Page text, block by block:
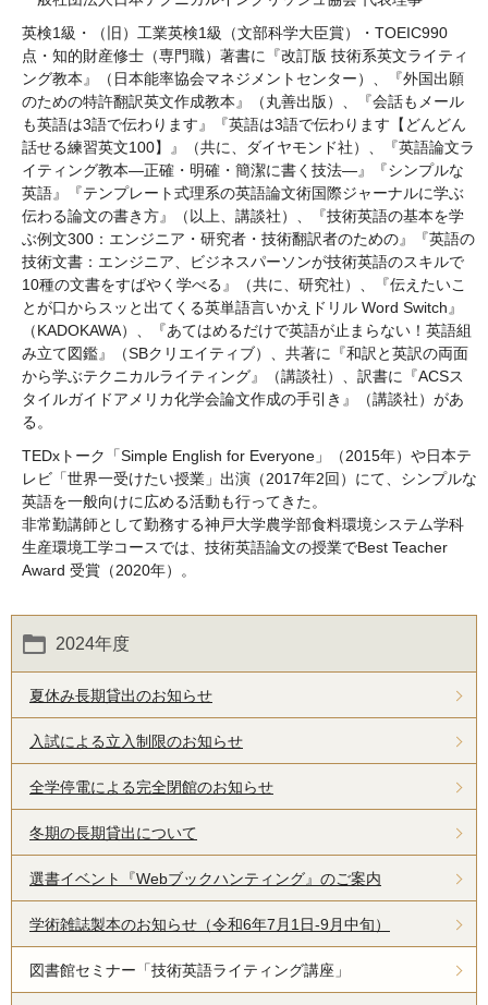
英検1級・（旧）工業英検1級（文部科学大臣賞）・TOEIC990
点・知的財産修士（専門職）著書に『改訂版 技術系英文ライティ
ング教本』（日本能率協会マネジメントセンター）、『外国出願
のための特許翻訳英文作成教本』（丸善出版）、『会話もメール
も英語は3語で伝わります』『英語は3語で伝わります【どんどん
話せる練習英文100】』（共に、ダイヤモンド社）、『英語論文ラ
イティング教本―正確・明確・簡潔に書く技法―』『シンプルな
英語』『テンプレート式理系の英語論文術国際ジャーナルに学ぶ
伝わる論文の書き方』（以上、講談社）、『技術英語の基本を学
ぶ例文300：エンジニア・研究者・技術翻訳者のための』『英語の
技術文書：エンジニア、ビジネスパーソンが技術英語のスキルで
10種の文書をすばやく学べる』（共に、研究社）、『伝えたいこ
とが口からスッと出てくる英単語言いかえドリル Word Switch』
（KADOKAWA）、『あてはめるだけで英語が止まらない！英語組
み立て図鑑』（SBクリエイティブ）、共著に『和訳と英訳の両面
から学ぶテクニカルライティング』（講談社）、訳書に『ACSス
タイルガイドアメリカ化学会論文作成の手引き』（講談社）があ
る。
TEDxトーク「Simple English for Everyone」（2015年）や日本テ
レビ「世界一受けたい授業」出演（2017年2回）にて、シンプルな
英語を一般向けに広める活動も行ってきた。
非常勤講師として勤務する神戸大学農学部食料環境システム学科
生産環境工学コースでは、技術英語論文の授業でBest Teacher
Award 受賞（2020年）。
2024年度
夏休み長期貸出のお知らせ
入試による立入制限のお知らせ
全学停電による完全閉館のお知らせ
冬期の長期貸出について
選書イベント『Webブックハンティング』のご案内
学術雑誌製本のお知らせ（令和6年7月1日-9月中旬）
図書館セミナー「技術英語ライティング講座」